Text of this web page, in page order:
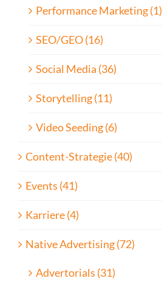
Performance Marketing (1)
SEO/GEO (16)
Social Media (36)
Storytelling (11)
Video Seeding (6)
Content-Strategie (40)
Events (41)
Karriere (4)
Native Advertising (72)
Advertorials (31)